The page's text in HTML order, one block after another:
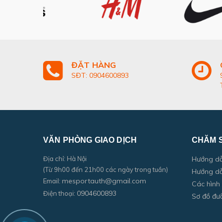
ĐẶT HÀNG
SĐT: 0904600893
VĂN PHÒNG GIAO DỊCH
Địa chỉ: Hà Nội
(Từ 9h00 đến 21h00 các ngày trong tuần)
Email: mesportauth@gmail.com
Điện thoại: 0904600893
CHĂM
Hướng
Hướng
Các
Sơ đồ